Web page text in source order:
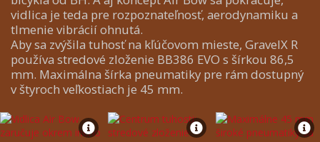
vidlica je teda pre rozpoznateľnosť, aerodynamiku a
tlmenie vibrácií ohnutá.
Aby sa zvýšila tuhosť na kľúčovom mieste, GravelX R
používa stredové zloženie BB386 EVO s šírkou 86,5
mm. Maximálna šírka pneumatiky pre rám dostupný
v štyroch veľkostiach je 45 mm.